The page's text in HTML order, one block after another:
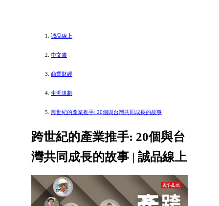
誠品線上
中文書
商業財經
生涯規劃
跨世紀的產業推手: 20個與台灣共同成長的故事
跨世紀的產業推手: 20個與台
灣共同成長的故事 | 誠品線上